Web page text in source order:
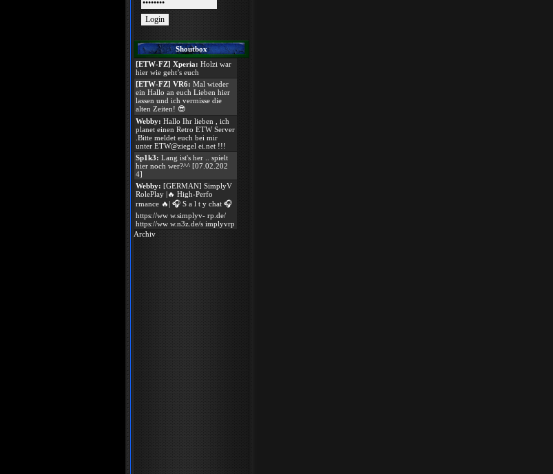
Shoutbox
[ETW-FZ] Xperia: Holzi war
hier wie geht’s euch
[ETW-FZ] VR6: Mal wieder
ein Hallo an euch Lieben hier
lassen und ich vermisse die
alten Zeiten! 😎
Webby: Hallo Ihr lieben , ich
planet einen Retro ETW Server
.Bitte meldet euch bei mir
unter ETW@ziegel ei.net !!!
Sp1k3: Lang ist's her .. spielt
hier noch wer?^^ [07.02.202
4]
Webby: [GERMAN] SimplyV
RolePlay |🔥 High-Perfo
rmance 🔥| 🎧 S a l t y chat 🎧
https://ww w.simplyv- rp.de/
https://ww w.n3z.de/s implyvrp
Archiv